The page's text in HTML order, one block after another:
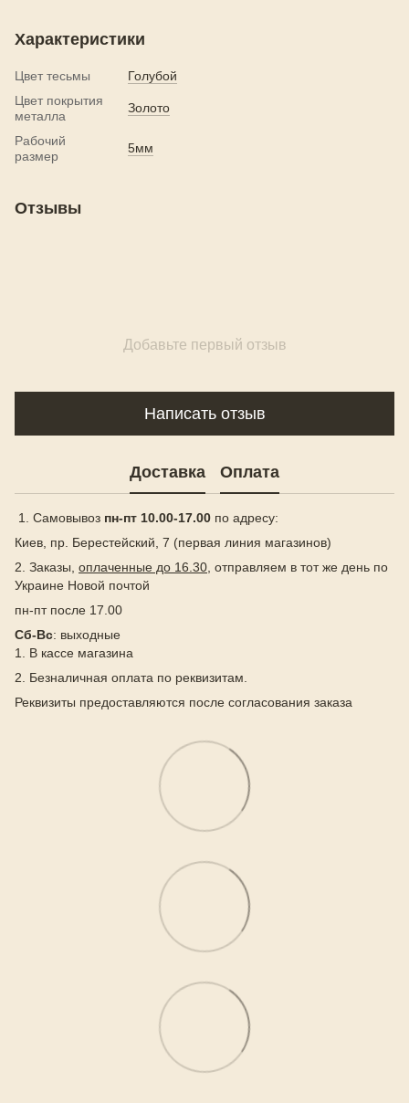
Характеристики
Цвет тесьмы
Голубой
Цвет покрытия
металла
Золото
Рабочий
размер
5мм
Отзывы
Добавьте первый отзыв
Написать отзыв
Доставка Оплата
1. Самовывоз пн-пт 10.00-17.00 по адресу:
Киев, пр. Берестейский, 7 (первая линия магазинов)
2. Заказы, оплаченные до 16.30, отправляем в тот же день по
Украине Новой почтой
пн-пт после 17.00
Сб-Вс: выходные
1. В кассе магазина
2. Безналичная оплата по реквизитам.
Реквизиты предоставляются после согласования заказа